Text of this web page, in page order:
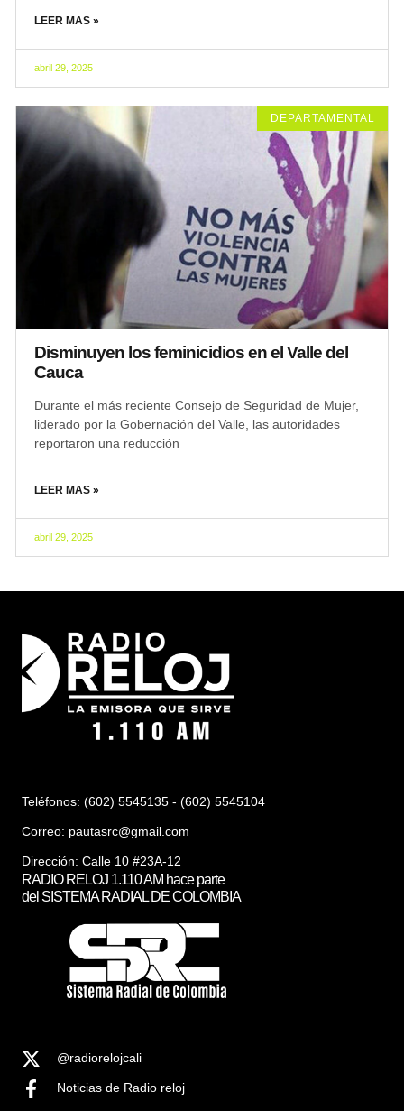
LEER MAS »
abril 29, 2025
DEPARTAMENTAL
Disminuyen los feminicidios en el Valle del
Cauca
Durante el más reciente Consejo de Seguridad de Mujer,
liderado por la Gobernación del Valle, las autoridades
reportaron una reducción
LEER MAS »
abril 29, 2025
Teléfonos: (602) 5545135 - (602) 5545104
Correo: pautasrc@gmail.com
Dirección: Calle 10 #23A-12
RADIO RELOJ 1.110 AM hace parte
del SISTEMA RADIAL DE COLOMBIA
@radiorelojcali
Noticias de Radio reloj